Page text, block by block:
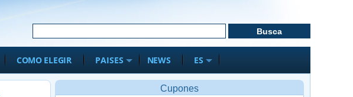
COMO ELEGIR PAISES NEWS ES
Cupones